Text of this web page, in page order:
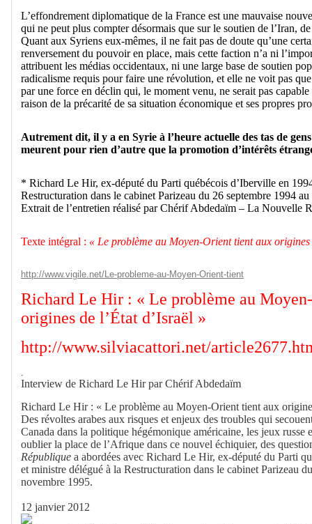
L’effondrement diplomatique de la France est une mauvaise
qui ne peut plus compter désormais que sur le soutien de l’Iran,
Quant aux Syriens eux-mêmes, il ne fait pas de doute qu’une
renversement du pouvoir en place, mais cette faction n’a ni
attribuent les médias occidentaux, ni une large base de soutien
radicalisme requis pour faire une révolution, et elle ne voit pas
par une force en déclin qui, le moment venu, ne serait pas capable
raison de la précarité de sa situation économique et ses propres
Autrement dit, il y a en Syrie à l’heure actuelle des tas de
meurent pour rien d’autre que la promotion d’intérêts
* Richard Le Hir, ex-député du Parti québécois d’Iberville en
Restructuration dans le cabinet Parizeau du 26 septembre 1994
Extrait de l’entretien réalisé par Chérif Abdedaïm – La Nouvelle
Texte intégral : « Le problème au Moyen-Orient tient aux origines
http://www.vigile.net/Le-probleme-au-Moyen-Orient-tient
Richard Le Hir : « Le problème au
origines de l’État d’Israël »
http://www.silviacattori.net/
.
Interview de Richard Le Hir par Chérif Abdedaïm
Richard Le Hir : « Le problème au Moyen-Orient tient aux
Des révoltes arabes aux risques et enjeux des troubles qui
Canada dans la politique hégémonique américaine, les jeux russe
oublier la place de l’Afrique dans ce nouvel échiquier, des
République a abordées avec Richard Le Hir, ex-député du Parti
et ministre délégué à la Restructuration dans le cabinet Parizeau
novembre 1995.
12 janvier 2012